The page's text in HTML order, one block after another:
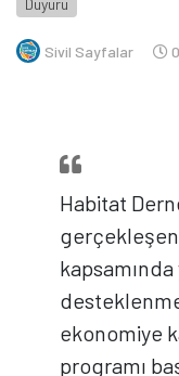
Duyuru
Sivil Sayfalar
Habitat
gerçekleşen
ekonomiye
programı